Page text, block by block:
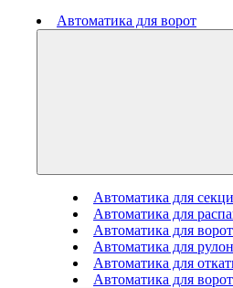
Автоматика для ворот
Автоматика для
Автоматика для
Автоматика для
Автоматика для
Автоматика для
Автоматика для